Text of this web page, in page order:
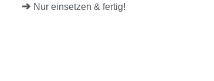
➔ Nur einsetzen & fertig!